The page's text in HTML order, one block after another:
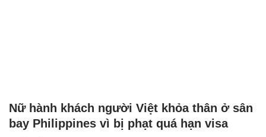
Nữ hành khách người Việt khỏa thân ở sân
bay Philippines vì bị phạt quá hạn visa